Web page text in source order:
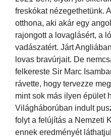
freskókat nézegethetünk.
otthona, aki akár egy
rajongott a lovaglásért, a
vadászatért. Járt
lovas bravúrjait. De
felkereste Sir Marc
rávette, hogy tervezze
mint sok más ilyen épület
Világháborúban indult
folyt a felújítás a Nemzeti
ennek eredményét